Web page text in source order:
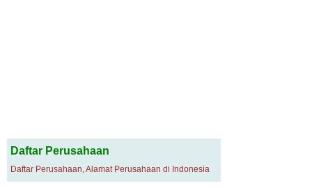
Daftar Perusahaan
Daftar Perusahaan, Alamat Perusahaan di Indonesia